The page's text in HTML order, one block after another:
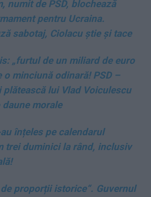
numit de PSD, blochează
pentru Ucraina.
sabotaj, Ciolacu știe și tace
„furtul de un miliard de euro
o minciună odinară! PSD –
plătească lui Vlad Voiculescu
morale
înțeles pe calendarul
trei duminici la rând, inclusiv
de proporții istorice“. Guvernul